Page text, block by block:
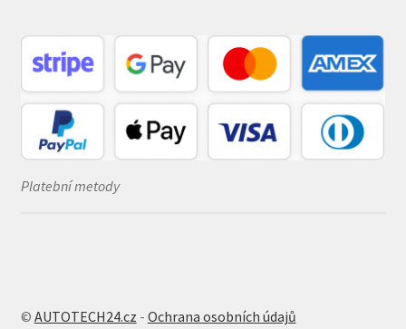
Platební metody
© AUTOTECH24.cz - Ochrana osobních údajů